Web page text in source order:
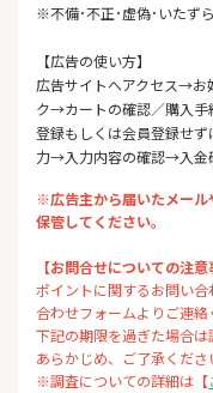
※不備･不正･虚偽･いたず
【広告の使い方】
広告サイトへアクセス→
ク→カートの確認／購入
登録もしくは会員登録せ
力→入力内容の確認→入金
※広告主から届いたメール
保管してください。
【お問合せについての注意
ポイントに関するお問い
合わせフォームよりご連絡
下記の期限を過ぎた場合は
あらかじめ、ご了承くださ
※調査についての詳細は【